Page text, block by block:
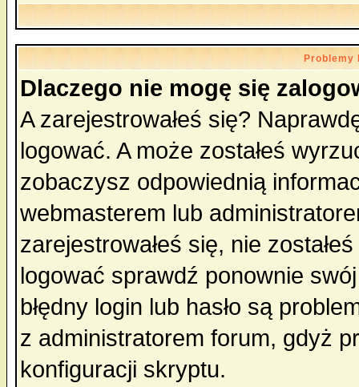
Problemy
Dlaczego nie mogę się
A zarejestrowałeś się?
logować. A może zostałeś
zobaczysz odpowiednią
webmasterem lub
zarejestrowałeś się, nie
logować sprawdź ponownie
błędny login lub hasło są
z administratorem forum, gdyż
konfiguracji skryptu.